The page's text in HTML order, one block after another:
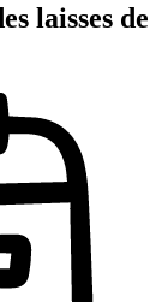
laisses de